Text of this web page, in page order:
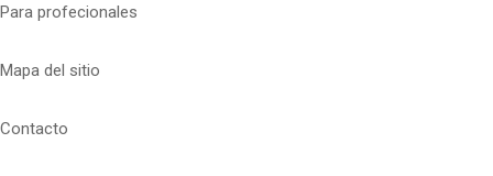
Para profecionales
Mapa del sitio
Contacto